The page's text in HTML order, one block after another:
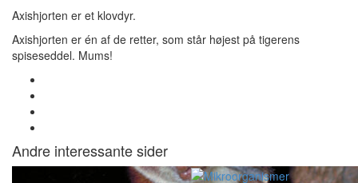
Axishjorten er et klovdyr.
Axishjorten er én af de retter, som står højest på tigerens
spiseseddel. Mums!
Andre interessante sider